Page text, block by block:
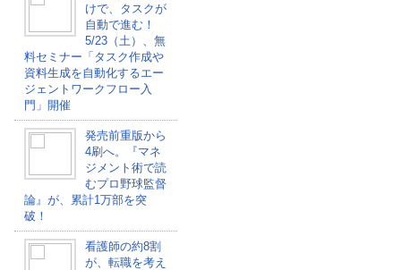
けで、タスクが
自動で進む！
5/23（土）、無
料セミナー「タスク作成や
資料生成を自動化するエー
ジェントワークフロー入
門」開催
発売前重版から
4刷へ。『マネ
ジメント術で読
むプロ野球監督
論』が、累計1万部を突
破！
看護師の約8割
が、転職を考え